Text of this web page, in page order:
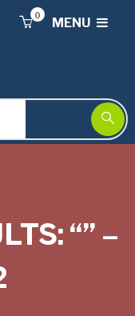
MENU
0
“” –